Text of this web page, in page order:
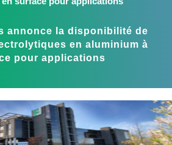
annonce la disponibilité de
en aluminium à
pour applications